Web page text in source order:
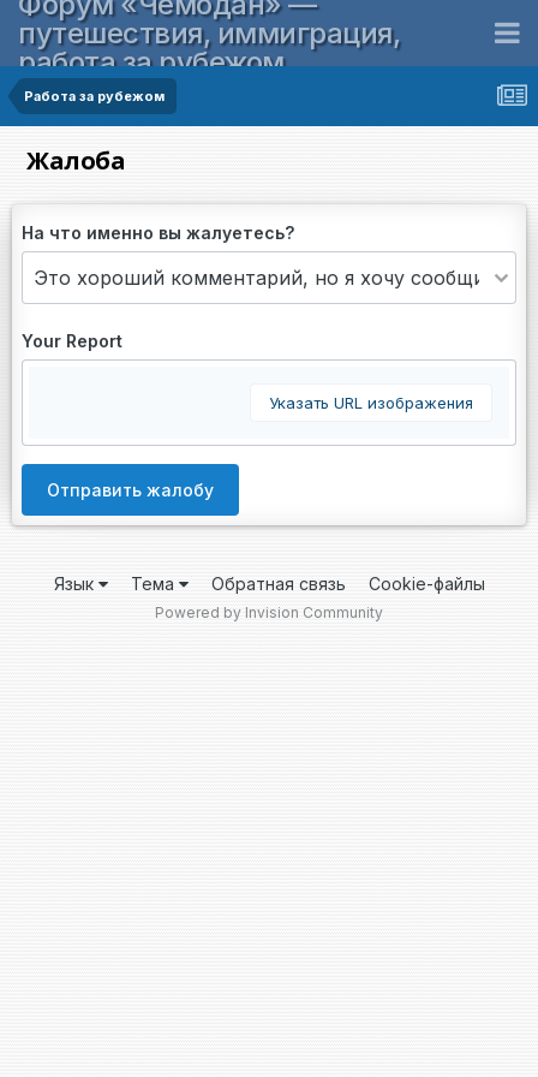
путешествия, иммиграция,
работа за рубежом
Работа за рубежом
Жалоба
На что именно вы жалуетесь?
Your Report
Указать URL изображения
Отправить жалобу
Язык Тема Обратная связь Cookie-файлы
Powered by Invision Community